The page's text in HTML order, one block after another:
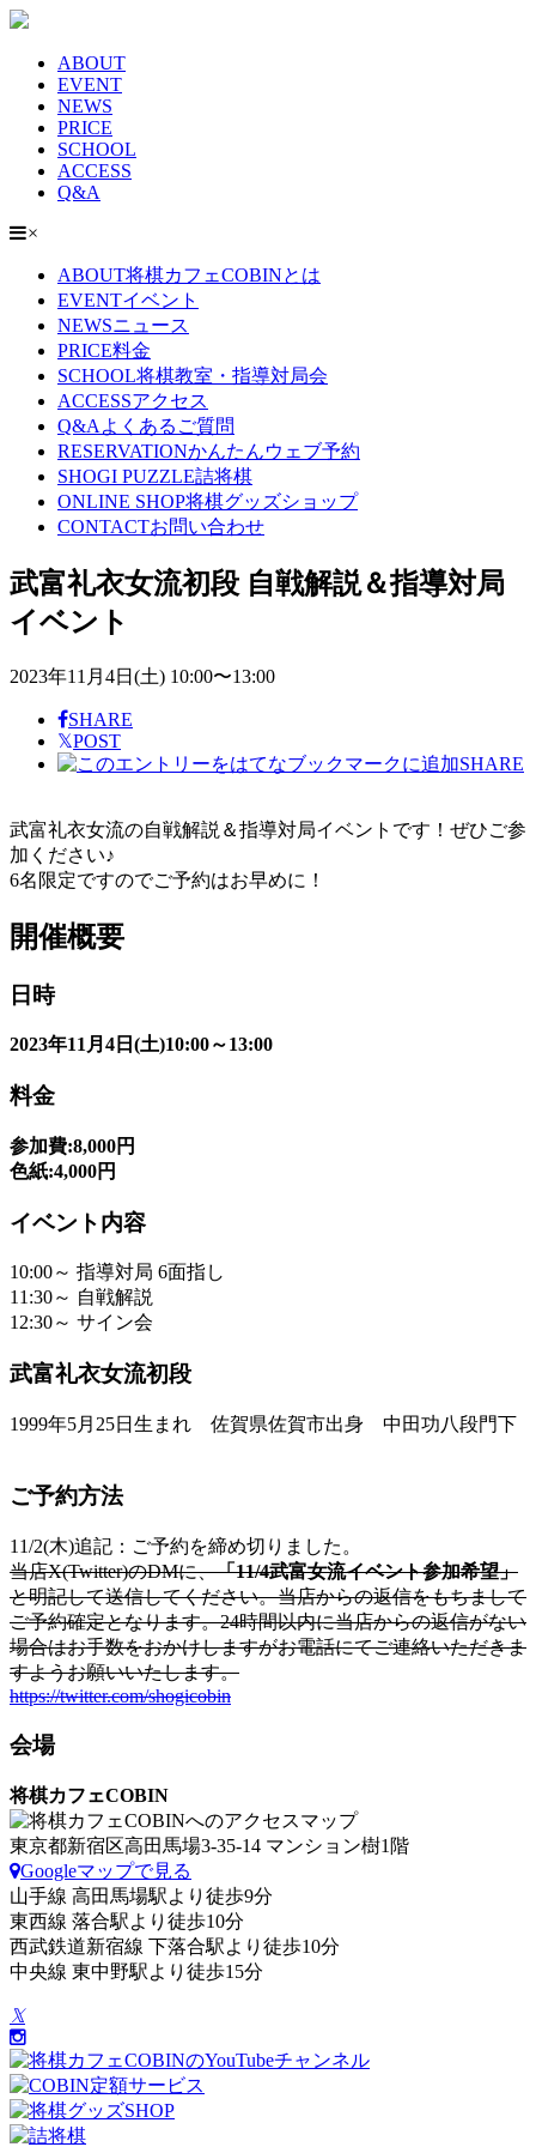
ABOUT
EVENT
NEWS
PRICE
SCHOOL
ACCESS
Q&A
×
ABOUT将棋カフェCOBINとは
EVENTイベント
NEWSニュース
PRICE料金
SCHOOL将棋教室・指導対局会
ACCESSアクセス
Q&A よくあるご質問
RESERVATIONかんたんウェブ予約
SHOGI PUZZLE詰将棋
ONLINE SHOP将棋グッズショップ
CONTACTお問い合わせ
武富礼衣女流初段 自戦解説＆指導対局
イベント
2023年11月4日(土) 10:00〜13:00
SHARE
𝕏POST
SHARE
武富礼衣女流の自戦解説＆指導対局イベントです！ぜひご参
加ください♪
6名限定ですのでご予約はお早めに！
開催概要
日時
2023年11月4日(土)10:00～13:00
料金
参加費:8,000円
色紙:4,000円
イベント内容
10:00～ 指導対局 6面指し
11:30～ 自戦解説
12:30～ サイン会
武富礼衣女流初段
1999年5月25日生まれ 佐賀県佐賀市出身 中田功八段門下
ご予約方法
11/2(木)追記：ご予約を締め切りました。
当店X(Twitter)のDMに、「11/4武富女流イベント参加希望」
と明記して送信してください。当店からの返信をもちまして
ご予約確定となります。24時間以内に当店からの返信がない
場合はお手数をおかけしますがお電話にてご連絡いただきま
すようお願いいたします。
https://twitter.com/shogicobin
会場
将棋カフェCOBIN
東京都新宿区高田馬場3-35-14 マンション樹1階
Googleマップで見る
山手線 高田馬場駅より徒歩9分
東西線 落合駅より徒歩10分
西武鉄道新宿線 下落合駅より徒歩10分
中央線 東中野駅より徒歩15分
𝕏